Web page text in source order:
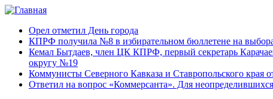
Перейти к основному содержанию
Черкесское
республиканское
отделение
Коммунистической
партии Российской
Федерации
аргументы,
факты
Орел отметил День города
КПРФ получила №8 в избирательном бюллетене на
Кемал Бытдаев, член ЦК КПРФ, первый секретарь
округу №19
Коммунисты Северного Кавказа и Ставропольского края
Ответил на вопрос «Коммерсанта». Для